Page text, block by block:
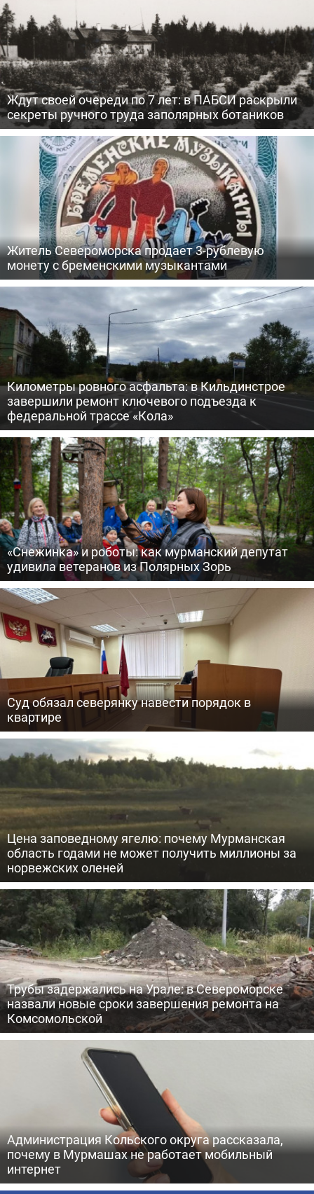
Ждут своей очереди по 7 лет: в ПАБСИ раскрыли
секреты ручного труда заполярных ботаников
Житель Североморска продает 3-рублевую
монету с бременскими музыкантами
Километры ровного асфальта: в Кильдинстрое
завершили ремонт ключевого подъезда к
федеральной трассе «Кола»
«Снежинка» и роботы: как мурманский депутат
удивила ветеранов из Полярных Зорь
Суд обязал северянку навести порядок в
квартире
Цена заповедному ягелю: почему Мурманская
область годами не может получить миллионы за
норвежских оленей
Трубы задержались на Урале: в Североморске
назвали новые сроки завершения ремонта на
Комсомольской
Администрация Кольского округа рассказала,
почему в Мурмашах не работает мобильный
интернет